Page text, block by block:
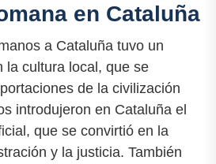
en Cataluña
a Cataluña tuvo un
la cultura local, que se
de la civilización
introdujeron en Cataluña el
que se convirtió en la
y la justicia. También